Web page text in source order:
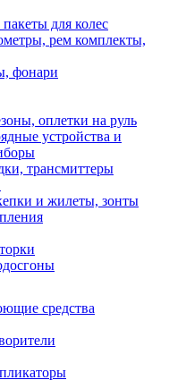
для колес
рем комплекты,
фонари
оплетки на руль
устройства и
трансмиттеры
и жилеты, зонты
средства